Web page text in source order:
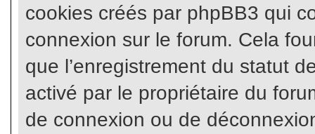
cookies créés par phpBB3 qui
connexion sur le forum. Cela
que l’enregistrement du statut
activé par le propriétaire du
de connexion ou de